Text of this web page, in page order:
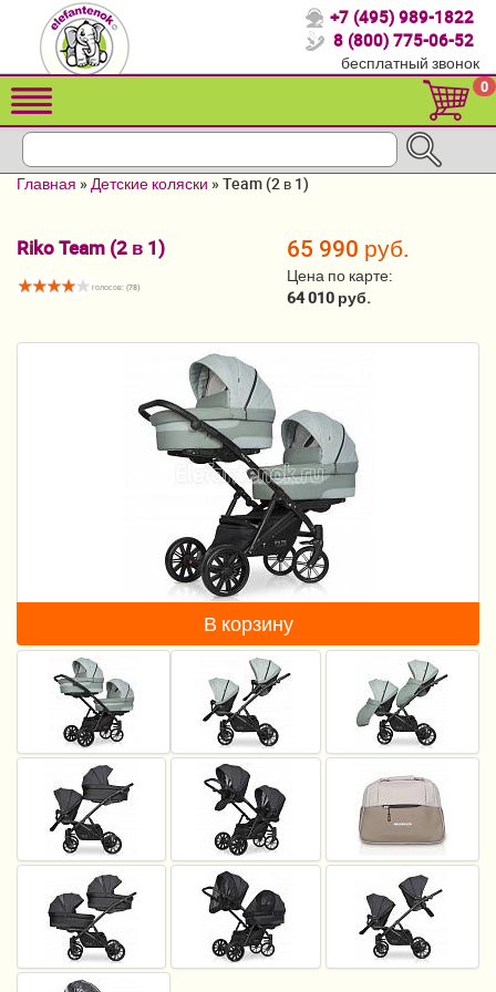
Спасибо, что выбрали нас!
Распродажа!
Детские коляски
Кровати для детей от 2-3 лет
Конверты, муфты
Детский транспорт
Мебель и аксессуары
Постельные принадлежности
Качели, шезлонги
Манежи
Безопасность ребенка
Ходунки и прыгунки
Игры и развитие
Принадлежности для выписки
Сумки для мам и детей
Кенгуру и слинги
+7 (495) 989-1822
8 (800) 775-06-52
бесплатный звонок
0
Главная »Детские коляски »Team (2 в 1)
Riko Team (2 в 1)
голосов: (78)
65 990 руб.
Цена по карте:
64 010 руб.
В корзину